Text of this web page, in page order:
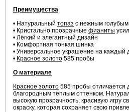
Преимущества
• Натуральный топаз с нежным голубым
• Кристально прозрачные фианиты
• Лёгкий и элегантный дизайн
• Комфортная тонкая шинка
• Универсальное украшение на каждый
• Красное золото 585 пробы
О материале
Красное золото 585 пробы отличается
благородным тёплым оттенком.
высокую прозрачность, красивую игру
окраску, которая сохраняет свою